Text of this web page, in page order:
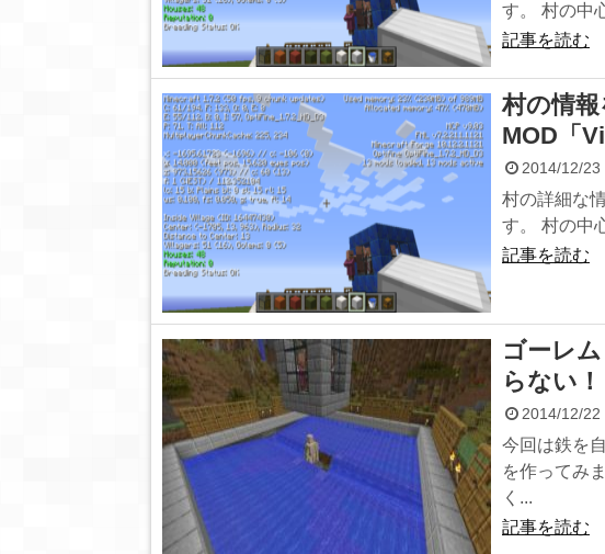
す。 村の中
記事を読む
村の情
MOD「
2014/12/23
村の詳細な
す。 村の中
記事を読む
ゴーレ
らない！
2014/12/22
今回は鉄を
を作ってみ
く...
記事を読む